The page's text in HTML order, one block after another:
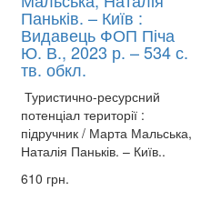
Паньків. – Київ :
Видавець ФОП Піча
Ю. В., 2023 р. – 534 с.
тв. обкл.
Туристично-ресурсний
потенціал території :
підручник / Марта Мальська,
Наталія Паньків. – Київ..
610 грн.